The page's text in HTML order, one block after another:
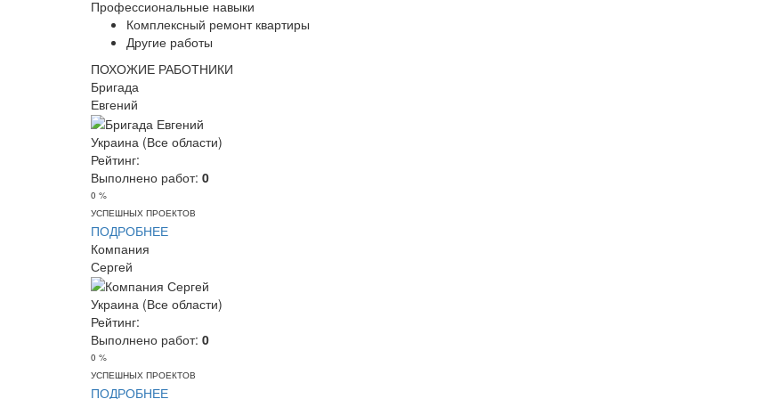
Профессиональные навыки
Комплексный ремонт квартиры
Другие работы
ПОХОЖИЕ РАБОТНИКИ
Бригада
Евгений
Украина (Все области)
Рейтинг:
Выполнено работ: 0
0 %
УСПЕШНЫХ ПРОЕКТОВ
ПОДРОБНЕЕ
Компания
Сергей
Украина (Все области)
Рейтинг:
Выполнено работ: 0
0 %
УСПЕШНЫХ ПРОЕКТОВ
ПОДРОБНЕЕ